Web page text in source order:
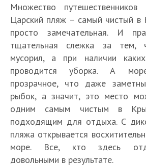
Множество
Царский пляж – самый чистый в
просто замечательная. И
тщательная слежка за тем,
мусорил, а при наличии
проводится уборка. А
прозрачное, что даже
рыбок, а значит, это место
одним самым чистым в
подходящим для отдыха. С
пляжа открывается
море. Все, кто здесь
довольными в результате.